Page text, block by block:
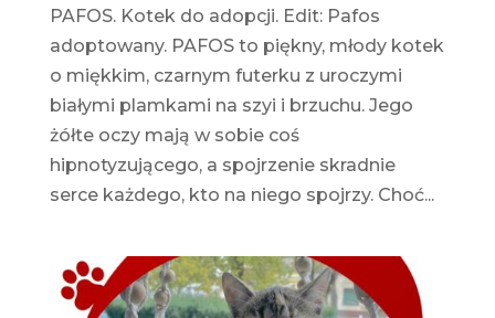
PAFOS. Kotek do adopcji. Edit: Pafos
adoptowany. PAFOS to piękny, młody kotek
o miękkim, czarnym futerku z uroczymi
białymi plamkami na szyi i brzuchu. Jego
żółte oczy mają w sobie coś
hipnotyzującego, a spojrzenie skradnie
serce każdego, kto na niego spojrzy. Choć...